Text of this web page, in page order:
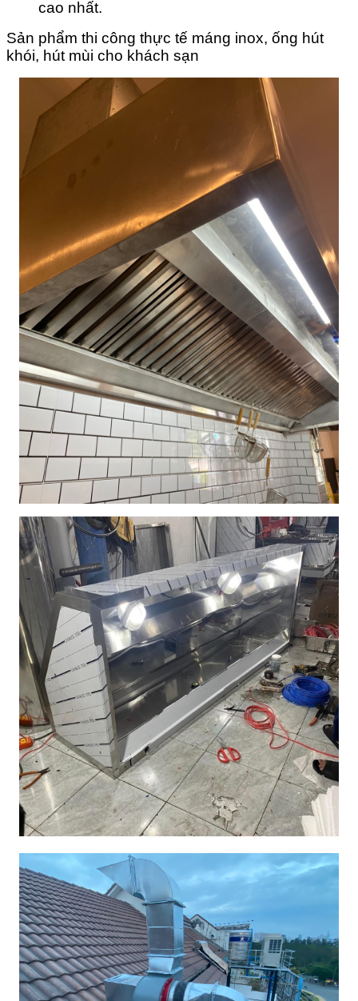
cao nhất.
Sản phẩm thi công thực tế máng inox, ống hút
khói, hút mùi cho khách sạn